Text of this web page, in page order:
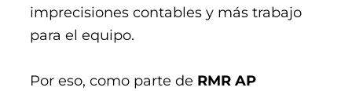
imprecisiones contables y más trabajo
para el equipo.
Por eso, como parte de RMR AP